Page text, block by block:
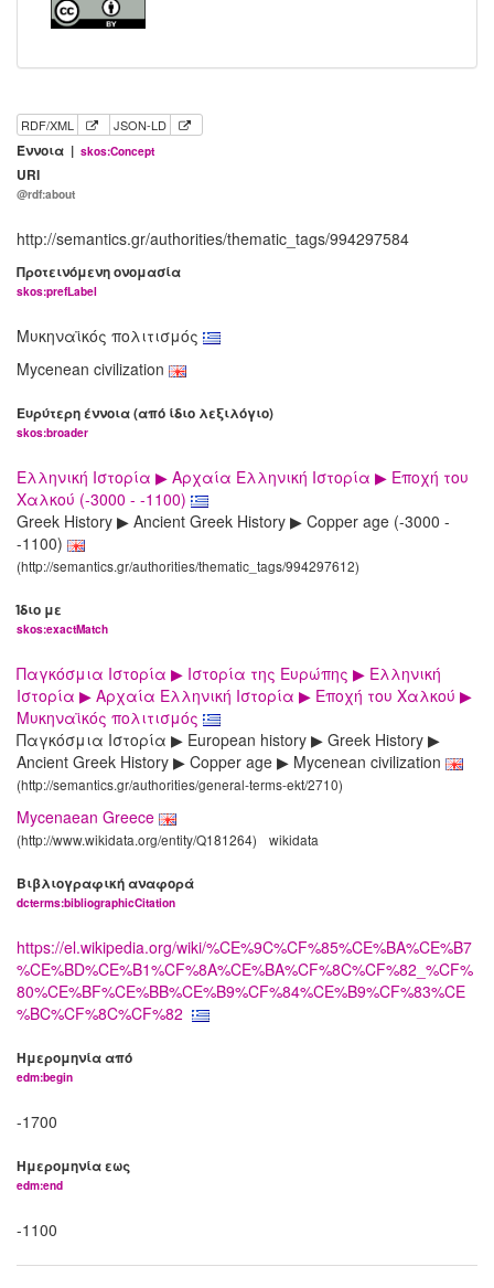
RDF/XML JSON-LD
Έννοια | skos:Concept
URI
@rdf:about
http://semantics.gr/authorities/thematic_tags/994297584
Προτεινόμενη ονομασία
skos:prefLabel
Μυκηναϊκός πολιτισμός
Mycenean civilization
Ευρύτερη έννοια (από ίδιο λεξιλόγιο)
skos:broader
Ελληνική Ιστορία ▶ Αρχαία Ελληνική Ιστορία ▶ Εποχή του
Χαλκού (-3000 - -1100)
Greek History ▶ Ancient Greek History ▶ Copper age (-3000 -
-1100)
(http://semantics.gr/authorities/thematic_tags/994297612)
Ίδιο με
skos:exactMatch
Παγκόσμια Ιστορία ▶ Ιστορία της Ευρώπης ▶ Ελληνική
Ιστορία ▶ Αρχαία Ελληνική Ιστορία ▶ Εποχή του Χαλκού ▶
Μυκηναϊκός πολιτισμός
Παγκόσμια Ιστορία ▶ European history ▶ Greek History ▶
Ancient Greek History ▶ Copper age ▶ Mycenean civilization
(http://semantics.gr/authorities/general-terms-ekt/2710)
Mycenaean Greece
(http://www.wikidata.org/entity/Q181264) wikidata
Βιβλιογραφική αναφορά
dcterms:bibliographicCitation
https://el.wikipedia.org/wiki/%CE%9C%CF%85%CE%BA%CE%B7
%CE%BD%CE%B1%CF%8A%CE%BA%CF%8C%CF%82_%CF%
80%CE%BF%CE%BB%CE%B9%CF%84%CE%B9%CF%83%CE
%BC%CF%8C%CF%82
Ημερομηνία από
edm:begin
-1700
Ημερομηνία εως
edm:end
-1100